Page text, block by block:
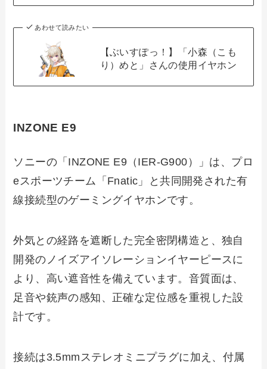
あわせて読みたい
【ぶいすぽっ！】「小森（こも
り）めと」さんの使用イヤホン
INZONE E9
ソニーの「INZONE E9（IER-G900）」は、プロ
eスポーツチーム「Fnatic」と共同開発された有
線接続型のゲーミングイヤホンです。
外気との経路を遮断した完全密閉構造と、独自
開発のノイズアイソレーションイヤーピースに
より、高い遮音性を備えています。音質面は、
足音や銃声の感知、正確な定位感を重視した設
計です。
接続は3.5mmステレオミニプラグに加え、付属